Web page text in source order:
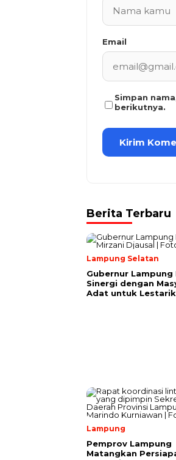
Email
Simpan
berikutnya.
Berita Terbaru
Lampung Selatan
Gubernur
Sinergi dengan
Adat untuk
Lampung
Pemprov Lampung
Matangkan